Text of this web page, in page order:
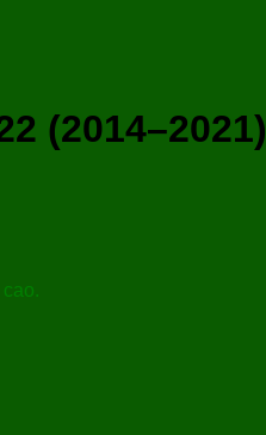
(2014–2021)